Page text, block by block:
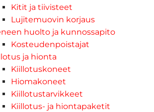
Kitit ja tiivisteet
Lujitemuovin korjaus
huolto ja kunnossapito
Kosteudenpoistajat
ja hionta
Kiillotuskoneet
Hiomakoneet
Kiillotustarvikkeet
Kiillotus- ja hiontapaketit